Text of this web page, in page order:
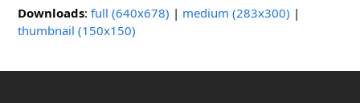
Downloads:full (640x678) | medium (283x300) |
thumbnail (150x150)